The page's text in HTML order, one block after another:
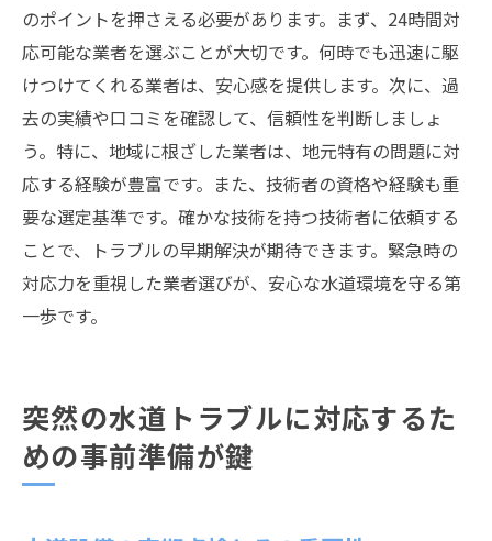
のポイントを押さえる必要があります。まず、24時間対
応可能な業者を選ぶことが大切です。何時でも迅速に駆
けつけてくれる業者は、安心感を提供します。次に、過
去の実績や口コミを確認して、信頼性を判断しましょ
う。特に、地域に根ざした業者は、地元特有の問題に対
応する経験が豊富です。また、技術者の資格や経験も重
要な選定基準です。確かな技術を持つ技術者に依頼する
ことで、トラブルの早期解決が期待できます。緊急時の
対応力を重視した業者選びが、安心な水道環境を守る第
一歩です。
突然の水道トラブルに対応するた
めの事前準備が鍵